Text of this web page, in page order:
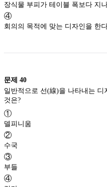
장식물 부피가 테이블 폭보다 지
④
회의의 목적에 맞는 디자인을 한
문제 40
일반적으로 선(線)을 나타내는
①
델피니움
②
수국
③
부들
④